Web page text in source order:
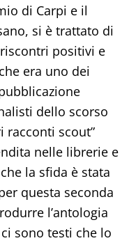
di Carpi e il
si è trattato di
positivi e
era uno dei
dello scorso
racconti scout”
nelle librerie e
la sfida è stata
questa seconda
l’antologia
sono testi che lo